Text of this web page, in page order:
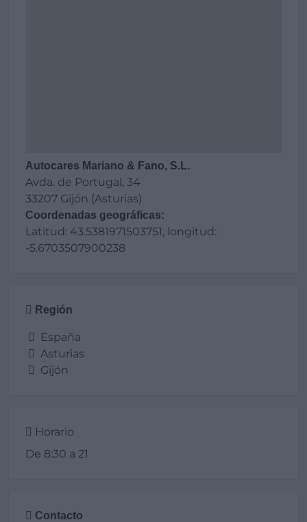
Autocares Mariano & Fano, S.L.
Avda. de Portugal, 34
33207 Gijón (Asturias)
Coordenadas geográficas:
Latitud: 43.5381971503751, longitud:
-5.6703507900238
Región
España
Asturias
Gijón
Horario
De 8:30 a 21
Contacto